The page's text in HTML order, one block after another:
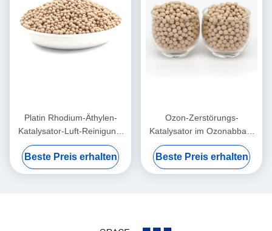
Platin Rhodium-Äthylen-
Katalysator-Luft-Reinigung,
die das Reifen von Gemüse-
Früchten verzögert
Beste Preis erhalten
Ozon-Zerstörungs-
Katalysator im Ozonabbau-
Flugzeug-Belüftungs-
Luftreiniger-Conditioner
Beste Preis erhalten